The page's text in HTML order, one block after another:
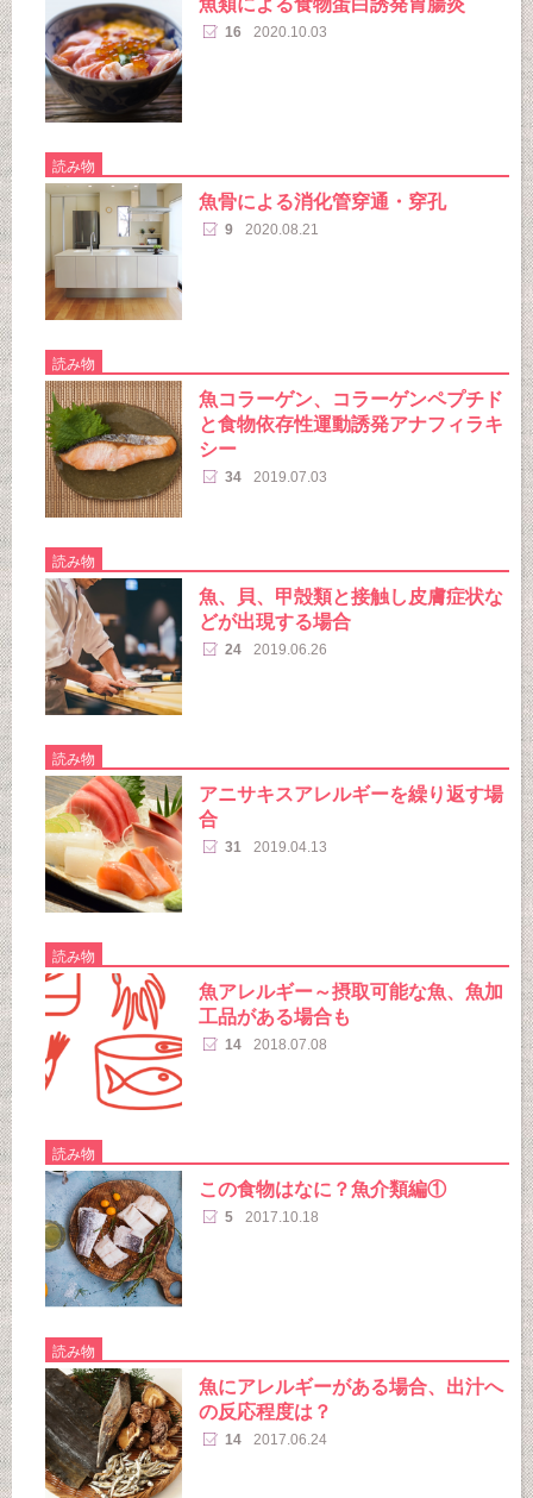
16 2020.10.03
読み物
魚骨による消化管穿通・穿孔
9 2020.08.21
読み物
魚コラーゲン、コラーゲンペプチド
と食物依存性運動誘発アナフィラキ
シー
34 2019.07.03
読み物
魚、貝、甲殻類と接触し皮膚症状な
どが出現する場合
24 2019.06.26
読み物
アニサキスアレルギーを繰り返す場
合
31 2019.04.13
読み物
魚アレルギー～摂取可能な魚、魚加
工品がある場合も
14 2018.07.08
読み物
この食物はなに？魚介類編①
5 2017.10.18
読み物
魚にアレルギーがある場合、出汁へ
の反応程度は？
14 2017.06.24